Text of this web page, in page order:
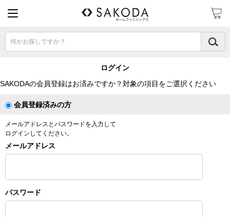
何かお探しですか？
ログイン
SAKODAの会員登録はお済みですか？対象の項目をご選択ください
会員登録済みの方
メールアドレスとパスワードを入力して
ログインしてください。
メールアドレス
パスワード